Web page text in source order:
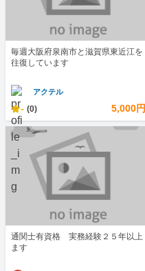
毎週大阪府泉南市と滋賀県東近江を
往復しています
アクテル
- (0) 5,000円
通関士有資格 実務経験２５年以上
ます